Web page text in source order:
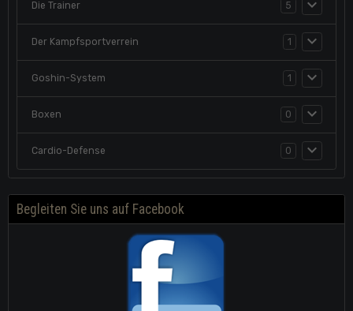
Die Trainer 5
Der Kampfsportverrein 1
Goshin-System 1
Boxen 0
Cardio-Defense 0
Begleiten Sie uns auf Facebook